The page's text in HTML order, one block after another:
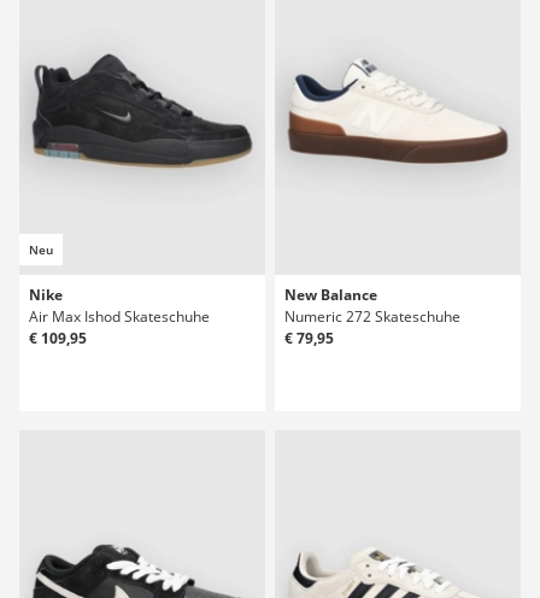
Neu
Nike
Air Max Ishod Skateschuhe
€ 109,95
New Balance
Numeric 272 Skateschuhe
€ 79,95